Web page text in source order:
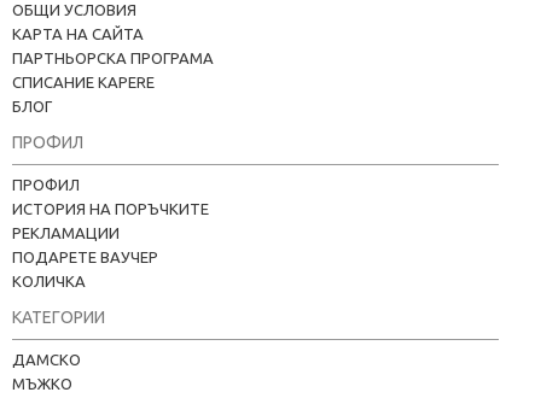
ОБЩИ УСЛОВИЯ
КАРТА НА САЙТА
ПАРТНЬОРСКА ПРОГРАМА
СПИСАНИЕ KAPERE
БЛОГ
ПРОФИЛ
ПРОФИЛ
ИСТОРИЯ НА ПОРЪЧКИТЕ
РЕКЛАМАЦИИ
ПОДАРЕТЕ ВАУЧЕР
КОЛИЧКА
КАТЕГОРИИ
ДАМСКО
МЪЖКО
Kapere.com